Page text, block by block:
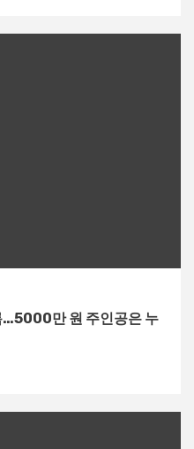
…5000만 원 주인공은 누